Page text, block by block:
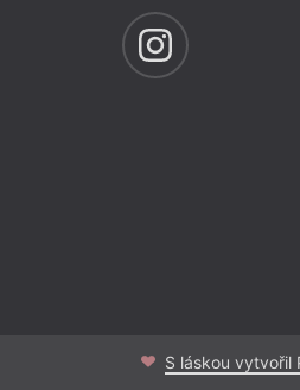
S láskou vytvořil